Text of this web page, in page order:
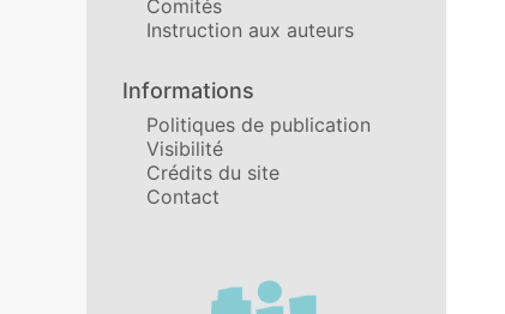
Comités
Instruction aux auteurs
Informations
Politiques de publication
Visibilité
Crédits du site
Contact
Affiliations/partenaires